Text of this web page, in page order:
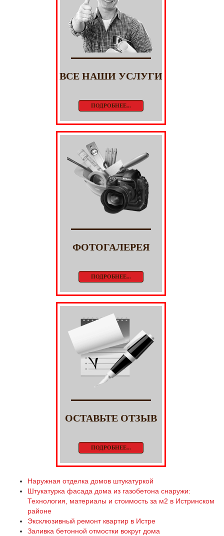
ВСЕ НАШИ УСЛУГИ
ПОДРОБНЕЕ...
ФОТОГАЛЕРЕЯ
ПОДРОБНЕЕ...
ОСТАВЬТЕ ОТЗЫВ
ПОДРОБНЕЕ...
Наружная отделка домов штукатуркой
Штукатурка фасада дома из газобетона снаружи:
Технология, материалы и стоимость за м2 в Истринском
районе
Эксклюзивный ремонт квартир в Истре
Заливка бетонной отмостки вокруг дома